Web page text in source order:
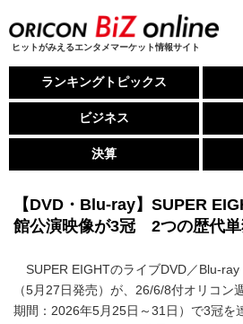
ヒットがみえるエンタメマーケット情報サイト
ランキングトピックス
ビジネス
決算
【DVD・Blu-ray】SUPER
館公演映像が3冠 2つの歴代単
SUPER EIGHTのライブDVD／Blu-ray
（5月27日発売）が、26/6/8付オリコン
期間：2026年5月25日～31日）で3冠を